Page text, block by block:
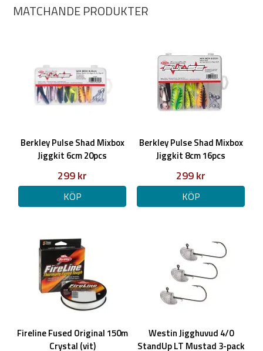
MATCHANDE PRODUKTER
Berkley Pulse Shad Mixbox
Jiggkit 6cm 20pcs
299 kr
KÖP
Berkley Pulse Shad Mixbox
Jiggkit 8cm 16pcs
299 kr
KÖP
Fireline Fused Original 150m
Crystal (vit)
Westin Jigghuvud 4/0
StandUp LT Mustad 3-pack